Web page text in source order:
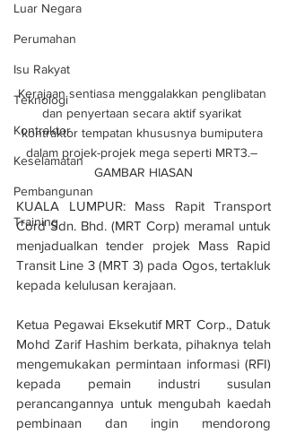
Luar Negara
Perumahan
Isu Rakyat
Teknologi
Kontraktor
Keselamatan
Pembangunan
Training
Kerajaan sentiasa menggalakkan penglibatan
dan penyertaan secara aktif syarikat
kontraktor tempatan khususnya bumiputera
dalam projek-projek mega seperti MRT3.–
GAMBAR HIASAN
KUALA LUMPUR: Mass Rapit Transport
Cord Sdn. Bhd. (MRT Corp) meramal untuk
menjadualkan tender projek Mass Rapid
Transit Line 3 (MRT 3) pada Ogos, tertakluk
kepada kelulusan kerajaan.
Ketua Pegawai Eksekutif MRT Corp., Datuk
Mohd Zarif Hashim berkata, pihaknya telah
mengemukakan permintaan informasi (RFI)
kepada pemain industri susulan
perancangannya untuk mengubah kaedah
pembinaan dan ingin mendorong